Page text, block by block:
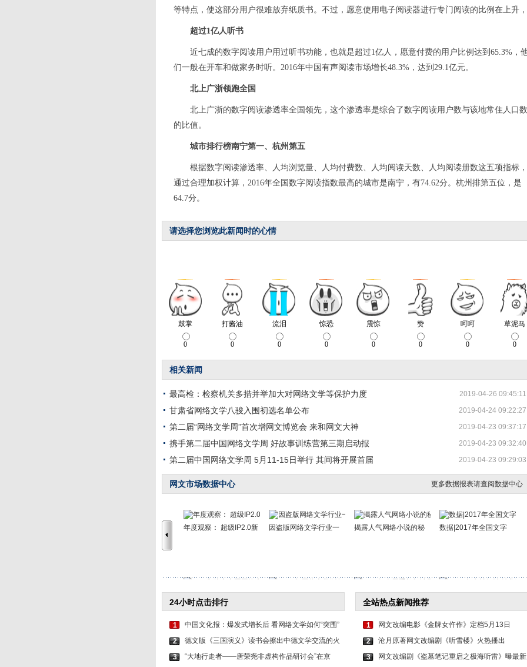
等特点，使这部分用户很难放弃纸质书。不过，愿意使用电子阅读器进行专门阅读的比例在上升，
超过1亿人听书
近七成的数字阅读用户用过听书功能，也就是超过1亿人，愿意付费的用户比例达到65.3%，
们一般在开车和做家务时听。2016年中国有声阅读市场增长48.3%，达到29.1亿元。
北上广浙领跑全国
北上广浙的数字阅读渗透率全国领先，这个渗透率是综合了数字阅读用户数与该地常住人口数
的比值。
城市排行榜南宁第一、杭州第五
根据数字阅读渗透率、人均浏览量、人均付费数、人均阅读天数、人均阅读册数这五项指标，
通过合理加权计算，2016年全国数字阅读指数最高的城市是南宁，有74.62分。杭州排第五位，是
64.7分。
请选择您浏览此新闻时的心情
相关新闻
最高检：检察机关多措并举加大对网络文学等保护力度 2019-04-26 09:45:11
甘肃省网络文学八骏入围初选名单公布 2019-04-24 09:22:27
第二届“网络文学周”首次增网文博览会 来和网文大神 2019-04-23 09:37:17
携手第二届中国网络文学周 好故事训练营第三期启动报 2019-04-23 09:32:40
第二届中国网络文学周 5月11-15日举行 其间将开展首届 2019-04-23 09:29:03
更多数据报表请查阅数据中心
网文市场数据中心
年度观察： 超级IP2.0新 因盗版网络文学行业一 揭露人气网络小说的秘 数据|2017年全国文字
24小时点击排行
1
中国文化报：爆发式增长后 看网络文学如何“突围”
2
德文版《三国演义》读书会擦出中德文学交流的火
3
“大地行走者——唐荣尧非虚构作品研讨会”在京
全站热点新闻推荐
1
网文改编电影《金牌女仵作》定档5月13日
2
沧月原著网文改编剧《听雪楼》火热播出
3
网文改编剧《盗墓笔记重启之极海听雷》曝最